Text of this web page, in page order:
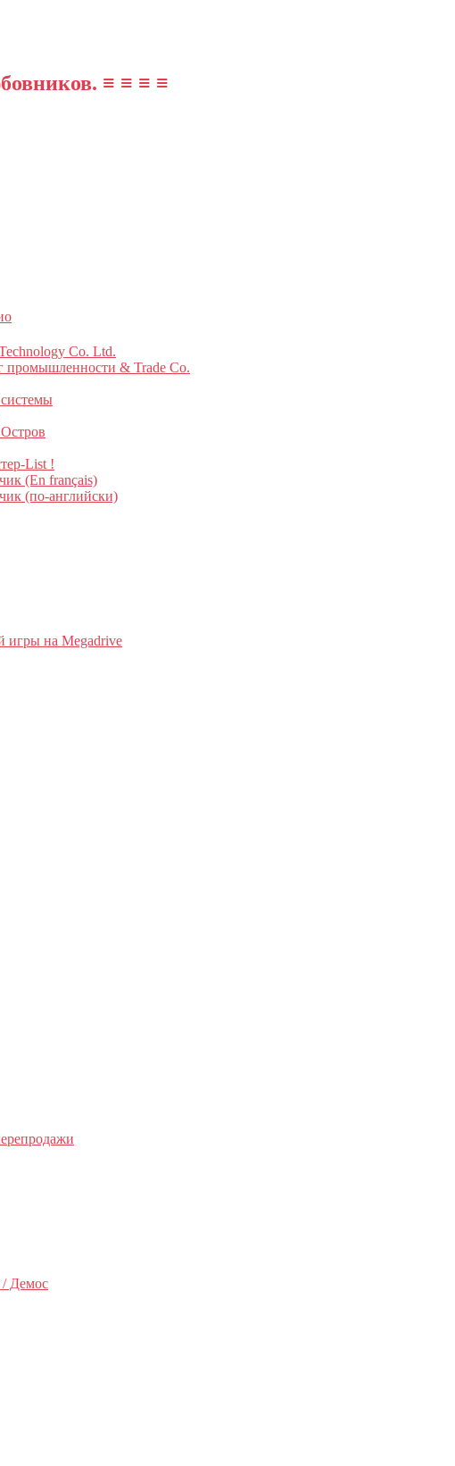
≡ ≡ ≡ ≡
Co. Ltd.
промышленности & Trade Co.
List !
(En français)
(по-английски)
игры на Megadrive
/ Демос